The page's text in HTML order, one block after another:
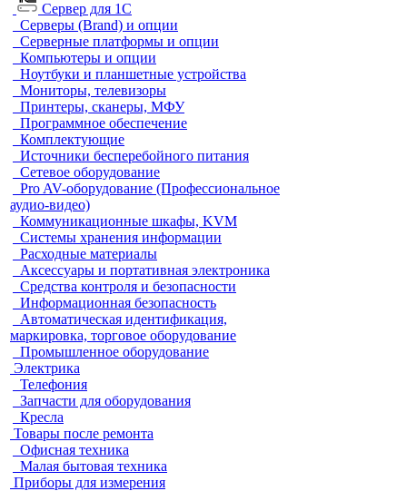
Сервер для 1С
Серверы (Brand) и опции
Серверные платформы и опции
Компьютеры и опции
Ноутбуки и планшетные устройства
Мониторы, телевизоры
Принтеры, сканеры, МФУ
Программное обеспечение
Комплектующие
Источники бесперебойного питания
Сетевое оборудование
Pro AV-оборудование (Профессиональное
аудио-видео)
Коммуникационные шкафы, KVM
Системы хранения информации
Расходные материалы
Аксессуары и портативная электроника
Средства контроля и безопасности
Информационная безопасность
Автоматическая идентификация,
маркировка, торговое оборудование
Промышленное оборудование
Электрика
Телефония
Запчасти для оборудования
Кресла
Товары после ремонта
Офисная техника
Малая бытовая техника
Приборы для измерения